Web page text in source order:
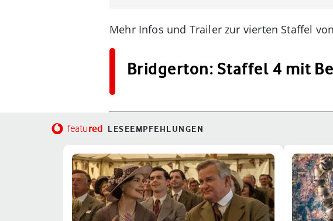
Mehr Infos und Trailer zur vierten Staffel
Bridgerton: Staffel 4 mit
featured LESEEMPFEHLUNGEN